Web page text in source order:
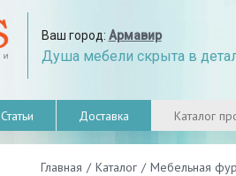
Ваш город: Армавир
Душа мебели скрыта в
Статьи Доставка Каталог
Главная / Каталог / Мебельная